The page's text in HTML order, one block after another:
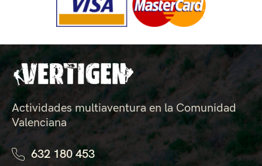
Actividades multiaventura en la Comunidad
Valenciana
632 180 453